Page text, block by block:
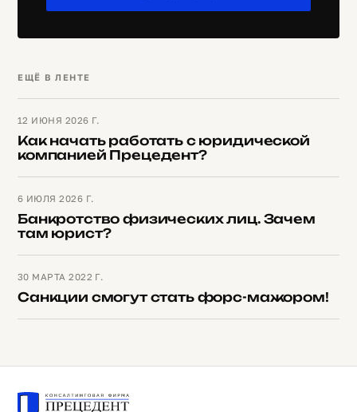
ЕЩЁ В ЛЕНТЕ
12 ИЮНЯ 2026 Г.
Как начать работать с юридической
компанией Прецедент?
6 ИЮЛЯ 2026 Г.
Банкротство физических лиц. Зачем
там юрист?
30 МАРТА 2022 Г.
Санкции смогут стать форс-мажором!